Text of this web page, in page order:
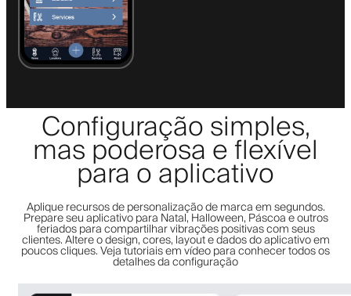
Configuração simples,
mas poderosa e flexível
para o aplicativo
Aplique recursos de personalização de marca em segundos.
Prepare seu aplicativo para Natal, Halloween, Páscoa e outros
feriados para compartilhar vibrações positivas com seus
clientes. Altere o design, cores, layout e dados do aplicativo em
poucos cliques. Veja tutoriais em vídeo para conhecer todos os
detalhes da configuração